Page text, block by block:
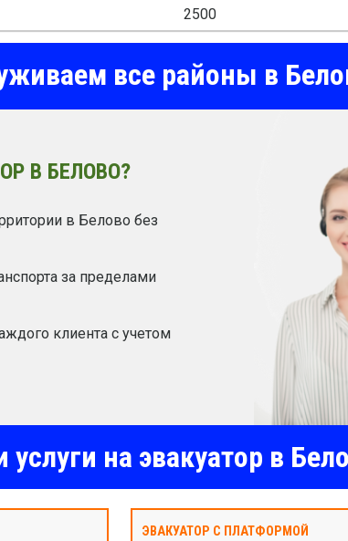
2500
все районы в
В БЕЛОВО?
в Белово без
за пределами
клиента с учетом
на эвакуатор в
ЭВАКУАТОР С ПЛАТФОРМОЙ